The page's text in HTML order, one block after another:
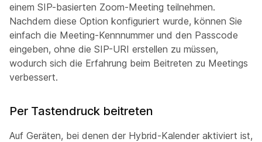
einem SIP-basierten Zoom-Meeting teilnehmen.
Nachdem diese Option konfiguriert wurde, können Sie
einfach die Meeting-Kennnummer und den Passcode
eingeben, ohne die SIP-URI erstellen zu müssen,
wodurch sich die Erfahrung beim Beitreten zu Meetings
verbessert.
Per Tastendruck beitreten
Auf Geräten, bei denen der Hybrid-Kalender aktiviert ist,